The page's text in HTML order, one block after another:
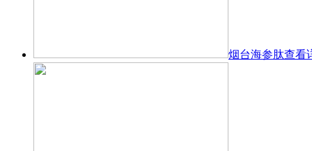
烟台海参肽查看